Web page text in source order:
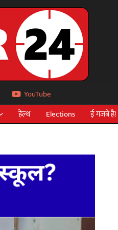
YouTube
हेल्थ Elections ई गजबे है!